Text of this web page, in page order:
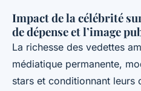
Impact de la célébrité
de dépense et l’image
La richesse des vedettes
médiatique permanente,
stars et conditionnant leurs